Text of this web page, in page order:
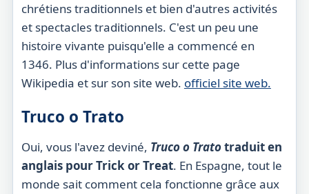
chrétiens traditionnels et bien d'autres activités
et spectacles traditionnels. C'est un peu une
histoire vivante puisqu'elle a commencé en
1346. Plus d'informations sur cette page
Wikipedia et sur son site web. officiel site web.
Truco o Trato
Oui, vous l'avez deviné, Truco o Tratotraduit en
anglais pour Trick or Treat. En Espagne, tout le
monde sait comment cela fonctionne grâce aux